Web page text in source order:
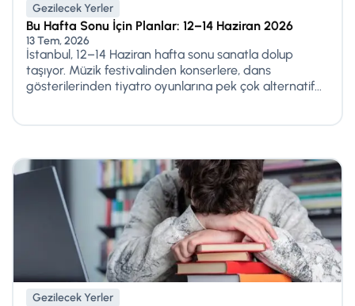
Gezilecek Yerler
Bu Hafta Sonu İçin Planlar: 12–14 Haziran 2026
13 Tem, 2026
İstanbul, 12–14 Haziran hafta sonu sanatla dolup
taşıyor. Müzik festivalinden konserlere, dans
gösterilerinden tiyatro oyunlarına pek çok alternatif...
Gezilecek Yerler